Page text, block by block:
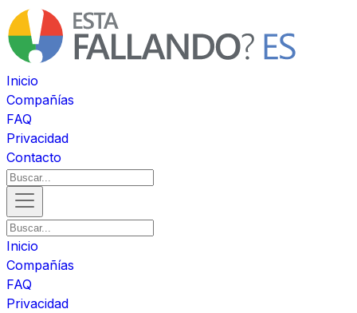
Inicio
Compañías
FAQ
Privacidad
Contacto
Inicio
Compañías
FAQ
Privacidad